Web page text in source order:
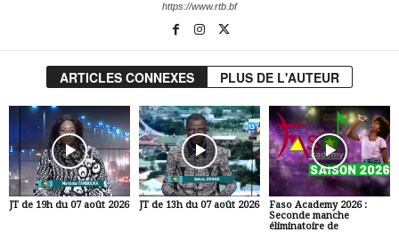
https://www.rtb.bf
ARTICLES CONNEXES PLUS DE L'AUTEUR
JT de 19h du 07 août 2026 JT de 13h du 07 août 2026
Faso Academy 2026 :
Seconde manche
éliminatoire de